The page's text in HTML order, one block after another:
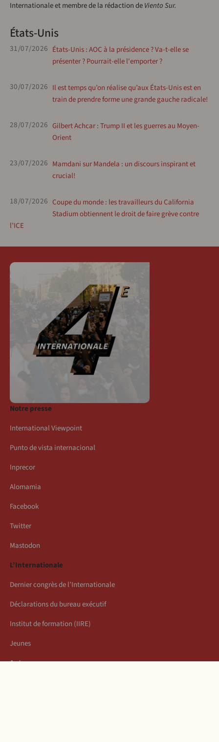
Internationale et membre de la rédaction deViento Sur.
États-Unis
31/07/2026 États-Unis : AOC à la présidence ? Va-t-elle se
présenter ? Pourrait-elle l'emporter ?
30/07/2026 Il est temps qu’on réalise qu’aux États-Unis est en
train de prendre forme une grande gauche radicale!
28/07/2026 Gilbert Achcar : Trump II et les guerres au Moyen-
Orient
23/07/2026 Mamdani sur Mandela : un discours inspirant et
crucial!
18/07/2026 Coupe du monde : les travailleurs du California
Stadium obtiennent le droit de faire grève contre
l’ICE
Notre presse
International Viewpoint
Punto de vista internacional
Inprecor
Alomamia
Facebook
Twitter
Mastodon
L’Internationale
Dernier congrès de l’Internationale
Déclarations du bureau exécutif
Institut de formation (IIRE)
Jeunes
Auteurs